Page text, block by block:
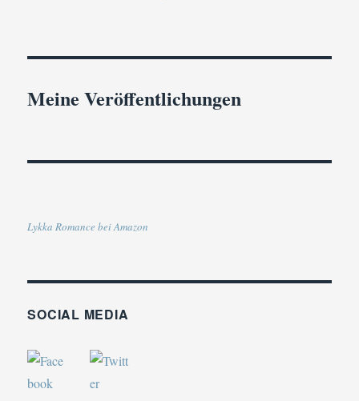
Meine Veröffentlichungen
Lykka Romance bei Amazon
SOCIAL MEDIA